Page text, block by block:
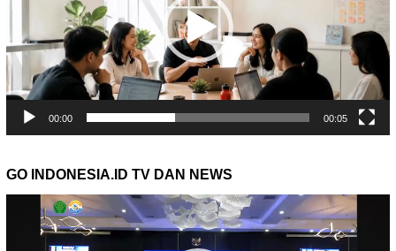
00:00 00:05
GO INDONESIA.ID TV DAN NEWS
Pemutar